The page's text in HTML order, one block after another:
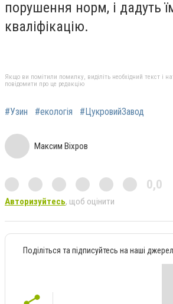
порушення норм, і дадуть
кваліфікацію.
Якщо ви помітили помилку, виділіть необхідний текст і
повідомити про це редакцію
#Узин #екологія #ЦукровийЗавод
Максим Віхров
0,0
Авторизуйтесь, щоб оцінити
Поділіться та підписуйтесь на наші